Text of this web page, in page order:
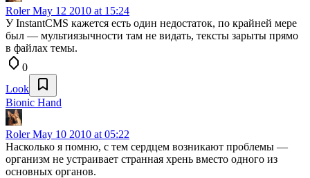
RolerMay 12 2010 at 15:24
У InstantCMS кажется есть один недостаток, по крайней мере
был — мультиязычности там не видать, тексты зарыты прямо
в файлах темы.
0
Look
Bionic Hand
RolerMay 10 2010 at 05:22
Насколько я помню, с тем сердцем возникают проблемы —
организм не устраивает странная хрень вместо одного из
основных органов.